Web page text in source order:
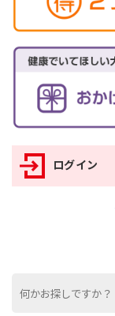
ログイン